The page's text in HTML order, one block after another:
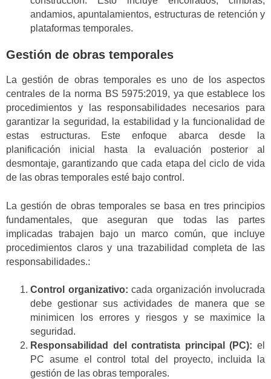
andamios, apuntalamientos, estructuras de retención y
plataformas temporales.
Gestión de obras temporales
La gestión de obras temporales es uno de los aspectos
centrales de la norma BS 5975:2019, ya que establece los
procedimientos y las responsabilidades necesarios para
garantizar la seguridad, la estabilidad y la funcionalidad de
estas estructuras. Este enfoque abarca desde la
planificación inicial hasta la evaluación posterior al
desmontaje, garantizando que cada etapa del ciclo de vida
de las obras temporales esté bajo control.
La gestión de obras temporales se basa en tres principios
fundamentales, que aseguran que todas las partes
implicadas trabajen bajo un marco común, que incluye
procedimientos claros y una trazabilidad completa de las
responsabilidades.:
Control organizativo: cada organización involucrada
debe gestionar sus actividades de manera que se
minimicen los errores y riesgos y se maximice la
seguridad.
Responsabilidad del contratista principal (PC): el
PC asume el control total del proyecto, incluida la
gestión de las obras temporales.